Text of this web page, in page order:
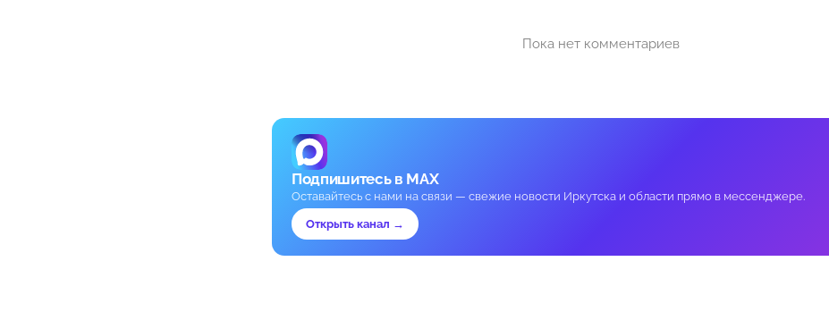
Пока нет комментариев
Подпишитесь в MAX
Оставайтесь с нами на связи — свежие новости Иркутска и области прямо в мессенджере.
Открыть канал →